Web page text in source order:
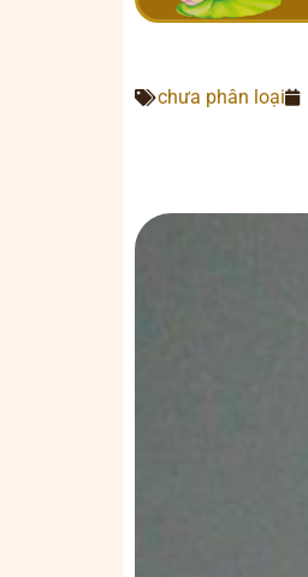
chưa phân loại